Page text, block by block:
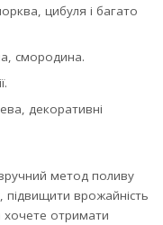
цибуля і багато
смородина.
декоративні
метод поливу
врожайність
хочете отримати